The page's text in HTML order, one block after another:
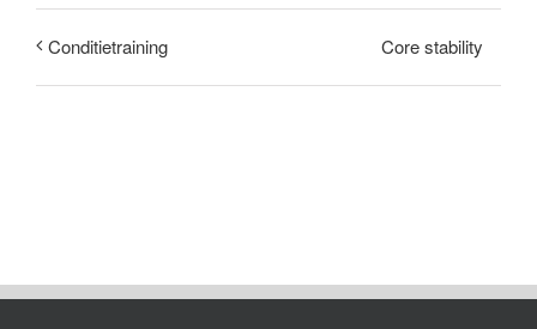
Conditietraining Core stability